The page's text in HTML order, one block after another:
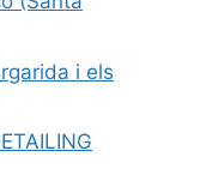
i els